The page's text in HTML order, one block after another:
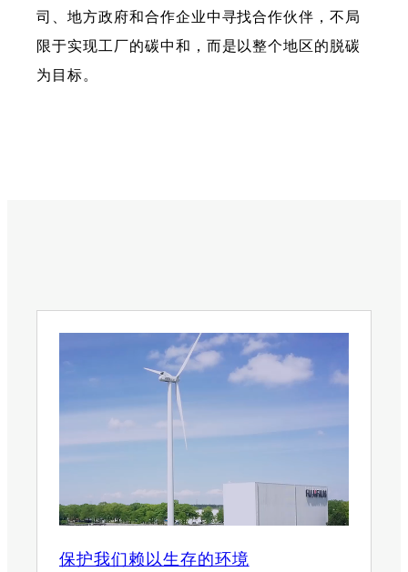
司、地方政府和合作企业中寻找合作伙伴，不局
限于实现工厂的碳中和，而是以整个地区的脱碳
为目标。
保护我们赖以生存的环境